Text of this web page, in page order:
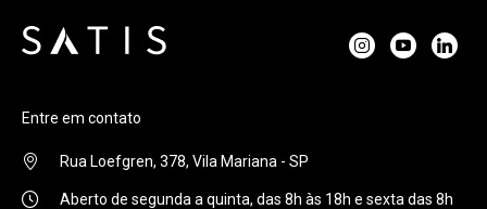
Entre em contato
Rua Loefgren, 378, Vila Mariana - SP
Aberto de segunda a quinta, das 8h às 18h e sexta das 8h